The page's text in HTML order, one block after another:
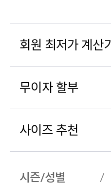
회원 최저가 계산기
무이자 할부
사이즈 추천
시즌/성별
/